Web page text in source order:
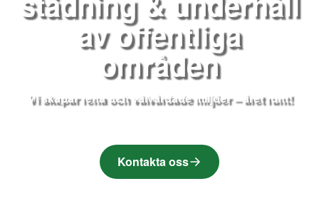
av offentliga
områden
Vi skapar rena och välvårdade miljöer – året runt!
Kontakta oss